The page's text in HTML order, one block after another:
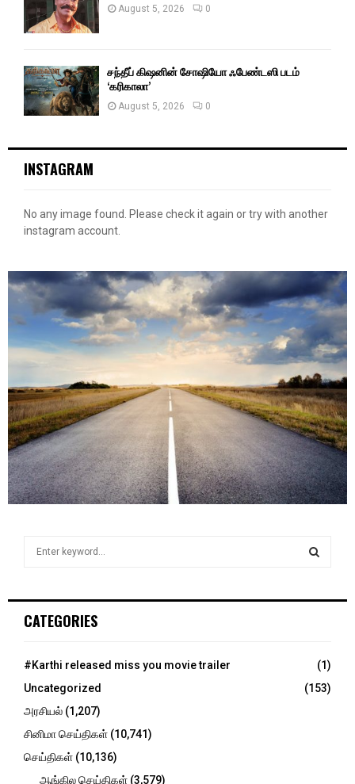
August 5, 2026 0
சந்தீப் கிஷனின் சோஷியோ ஃபேண்டஸி படம்
‘கரிகாலா’
August 5, 2026 0
INSTAGRAM
No any image found. Please check it again or try with another
instagram account.
h
o
:
CATEGORIES
#Karthi released miss you movie trailer
(1)
Uncategorized
(153)
அரசியல் (1,207)
சினிமா செய்திகள் (10,741)
செய்திகள் (10,136)
ஆங்கில செய்திகள் (3,579)